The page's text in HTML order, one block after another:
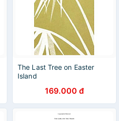
The Last Tree on Easter
Island
169.000 đ